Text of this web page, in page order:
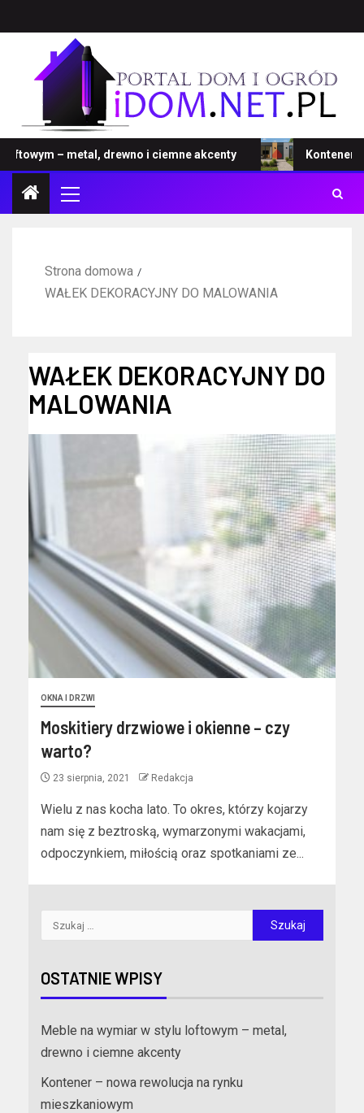
– metal, drewno i ciemne akcenty Kontener –
Strona domowa
WAŁEK DEKORACYJNY DO MALOWANIA
WAŁEK DEKORACYJNY DO
MALOWANIA
OKNA I DRZWI
Moskitiery drzwiowe i okienne – czy
warto?
23 sierpnia, 2021 Redakcja
Wielu z nas kocha lato. To okres, którzy kojarzy
nam się z beztroską, wymarzonymi wakacjami,
odpoczynkiem, miłością oraz spotkaniami ze...
OSTATNIE WPISY
Meble na wymiar w stylu loftowym – metal,
drewno i ciemne akcenty
Kontener – nowa rewolucja na rynku
mieszkaniowym